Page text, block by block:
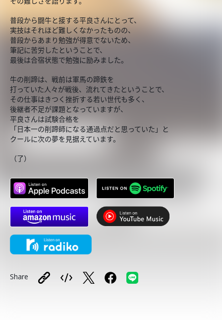
普段から闘牛と接する平良さんにとって、
実技はそれほど難しくなかったものの、
普段からあまり勉強が得意でないため、
筆記に苦労したということで、
最後は合宿状態で勉強に励みました。
牛の削蹄は、戦前は軍馬の蹄鉄を
打っていた人々が戦後、流れてきたということで、
その仕事はきつく挫折する若い世代も多く、
後継者不足が課題となっていますが、
平良さんは試験合格を
「日本一の削蹄師になる通過点だと思っていた」と
クールに次の夢を見据えています。
（了）
Share